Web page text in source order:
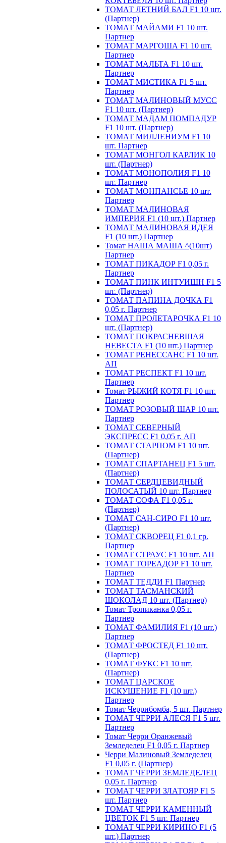
ТОМАТ ЛЕТНИЙ БАЛ F1 10 шт.
(Партнер)
ТОМАТ МАЙАМИ F1 10 шт.
Партнер
ТОМАТ МАРГОША F1 10 шт.
Партнер
ТОМАТ МАЛЬТА F1 10 шт.
Партнер
ТОМАТ МИСТИКА F1 5 шт.
Партнер
ТОМАТ МАЛИНОВЫЙ МУСС
F1 10 шт. (Партнер)
ТОМАТ МАДАМ ПОМПАДУР
F1 10 шт. (Партнер)
ТОМАТ МИЛЛЕНИУМ F1 10
шт. Партнер
ТОМАТ МОНГОЛ КАРЛИК 10
шт. (Партнер)
ТОМАТ МОНОПОЛИЯ F1 10
шт. Партнер
ТОМАТ МОНПАНСЬЕ 10 шт.
Партнер
ТОМАТ МАЛИНОВАЯ
ИМПЕРИЯ F1 (10 шт.) Партнер
ТОМАТ МАЛИНОВАЯ ИДЕЯ
F1 (10 шт.) Партнер
Томат НАША МАША ^(10шт)
Партнер
ТОМАТ ПИКАДОР F1 0,05 г.
Партнер
ТОМАТ ПИНК ИНТУИШН F1 5
шт. (Партнер)
ТОМАТ ПАПИНА ДОЧКА F1
0,05 г. Партнер
ТОМАТ ПРОЛЕТАРОЧКА F1 10
шт. (Партнер)
ТОМАТ ПОКРАСНЕВШАЯ
НЕВЕСТА F1 (10 шт.) Партнер
ТОМАТ РЕНЕССАНС F1 10 шт.
АП
ТОМАТ РЕСПЕКТ F1 10 шт.
Партнер
Томат РЫЖИЙ КОТЯ F1 10 шт.
Партнер
ТОМАТ РОЗОВЫЙ ШАР 10 шт.
Партнер
ТОМАТ СЕВЕРНЫЙ
ЭКСПРЕСС F1 0,05 г. АП
ТОМАТ СТАРПОМ F1 10 шт.
(Партнер)
ТОМАТ СПАРТАНЕЦ F1 5 шт.
(Партнер)
ТОМАТ СЕРДЦЕВИДНЫЙ
ПОЛОСАТЫЙ 10 шт. Партнер
ТОМАТ СОФА F1 0,05 г.
(Партнер)
ТОМАТ САН-СИРО F1 10 шт.
(Партнер)
ТОМАТ СКВОРЕЦ F1 0,1 гр.
Партнер
ТОМАТ СТРАУС F1 10 шт. АП
ТОМАТ ТОРЕАДОР F1 10 шт.
Партнер
ТОМАТ ТЕДДИ F1 Партнер
ТОМАТ ТАСМАНСКИЙ
ШОКОЛАД 10 шт. (Партнер)
Томат Тропиканка 0,05 г.
Партнер
ТОМАТ ФАМИЛИЯ F1 (10 шт.)
Партнер
ТОМАТ ФРОСТЕД F1 10 шт.
(Партнер)
ТОМАТ ФУКС F1 10 шт.
(Партнер)
ТОМАТ ЦАРСКОЕ
ИСКУШЕНИЕ F1 (10 шт.)
Партнер
Томат Черрибомба, 5 шт. Партнер
ТОМАТ ЧЕРРИ АЛЕСЯ F1 5 шт.
Партнер
Томат Черри Оранжевый
Земледелец F1 0,05 г. Партнер
Черри Малиновый Земледелец
F1 0,05 г. (Партнер)
ТОМАТ ЧЕРРИ ЗЕМЛЕДЕЛЕЦ
0,05 г. Партнер
ТОМАТ ЧЕРРИ ЗЛАТОЯР F1 5
шт. Партнер
ТОМАТ ЧЕРРИ КАМЕННЫЙ
ЦВЕТОК F1 5 шт. Партнер
ТОМАТ ЧЕРРИ КИРИНО F1 (5
шт.) Партнер